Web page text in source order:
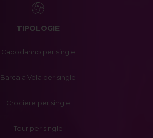
TIPOLOGIE
Capodanno per single
Barca a Vela per single
Crociere per single
Tour per single